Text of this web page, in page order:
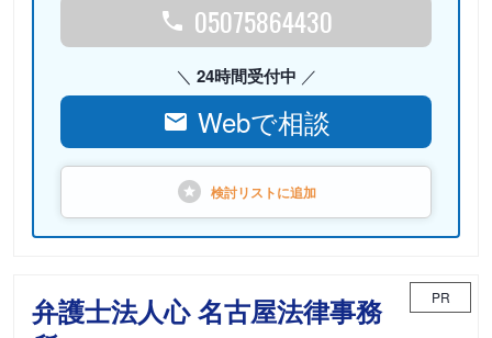
05075864430
24時間受付中
Webで相談
検討リストに追加
弁護士法人心 名古屋法律事務
PR